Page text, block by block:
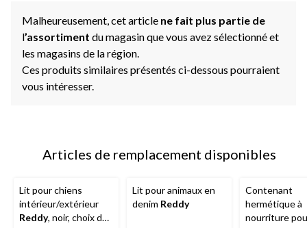
Malheureusement, cet article ne fait plus partie de
l’assortiment du magasin que vous avez sélectionné et
les magasins de la région.
Ces produits similaires présentés ci-dessous pourraient
vous intéresser.
Articles de remplacement disponibles
Lit pour chiens
intérieur/extérieur
Reddy, noir, choix de
Lit pour animaux en
denim Reddy
Contenant
hermétique à
nourriture